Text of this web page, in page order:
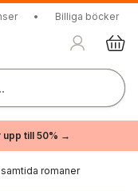
• Billiga böcker
upp till 50% →
romaner